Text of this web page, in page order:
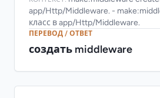
app/Http/Middleware. -
класс в app/Http/Middleware.
ПЕРЕВОД / ОТВЕТ
создать middleware